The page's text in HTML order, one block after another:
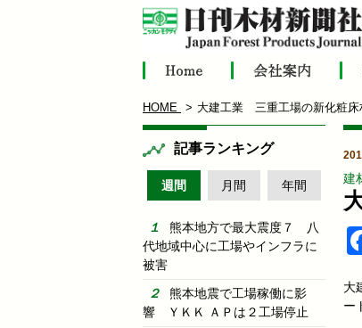
HOME 大建工業 三重工場の新化粧床
建
大
ー
記事ランキング
週間 月間 年間
熊本地方で最大震度７ 八
代地域中心に工場やインフラに
被害
熊本地震で工場稼働に影
響 ＹＫＫ ＡＰは２工場停止